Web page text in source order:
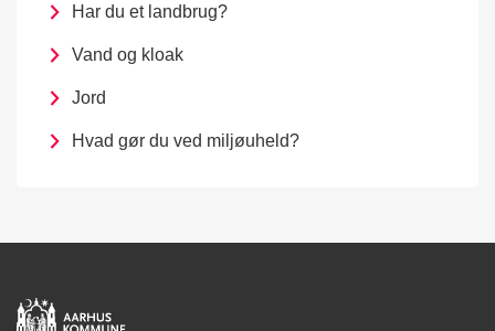
Har du et landbrug?
Vand og kloak
Jord
Hvad gør du ved miljøuheld?